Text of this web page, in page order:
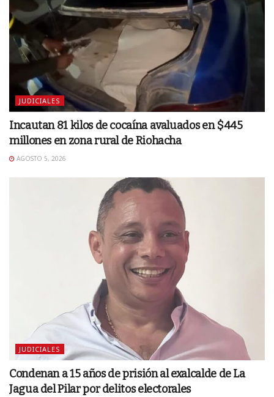
JUDICIALES
Incautan 81 kilos de cocaína avaluados en $445
millones en zona rural de Riohacha
AGOSTO 5, 2026
JUDICIALES
Condenan a 15 años de prisión al exalcalde de La
Jagua del Pilar por delitos electorales